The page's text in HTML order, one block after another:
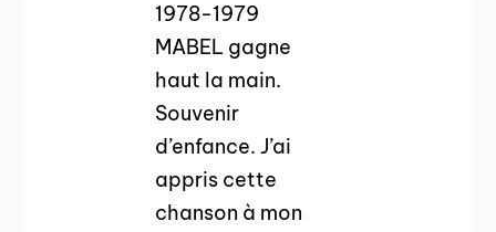
1978-1979
MABEL gagne
haut la main.
Souvenir
d’enfance. J’ai
appris cette
chanson à mon